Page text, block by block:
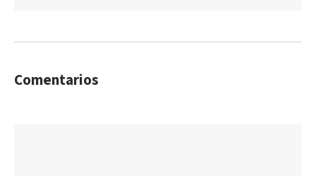
Comentarios